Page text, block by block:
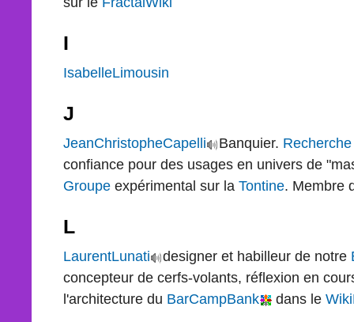
I
IsabelleLimousin
J
JeanChristopheCapelli Banquier. Recherche
confiance pour des usages en univers de
Groupe expérimental sur la Tontine. Membre
L
LaurentLunati designer et habilleur de notre
concepteur de cerfs-volants, réflexion en
l'architecture du BarCampBank dans le